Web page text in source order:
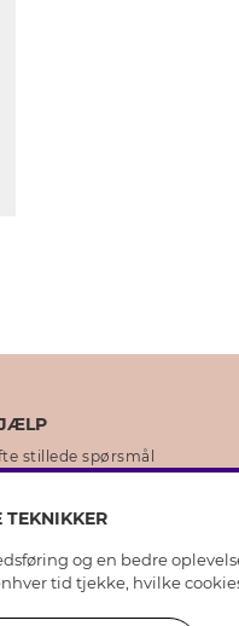
stillede spørsmål
ægte sølv
skindhandsker
TEKNIKKER
og en bedre
tid tjekke, hvilke